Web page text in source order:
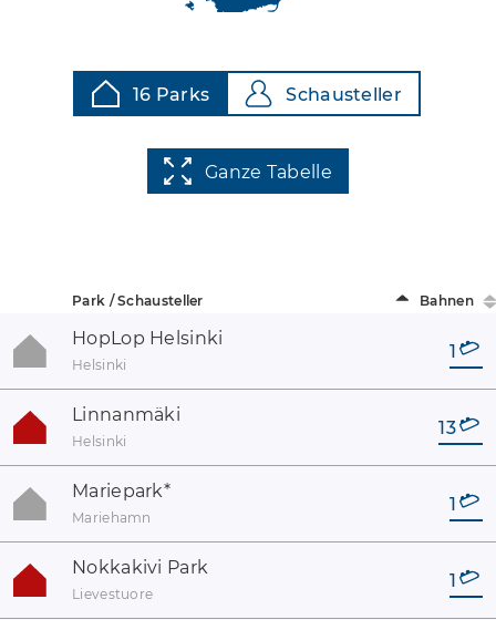
16 Parks Schausteller
Ganze Tabelle
Park / Schausteller Bahnen
HopLop Helsinki
Helsinki
1
Linnanmäki
Helsinki
13
Mariepark*
Mariehamn
1
Nokkakivi Park
Lievestuore
1